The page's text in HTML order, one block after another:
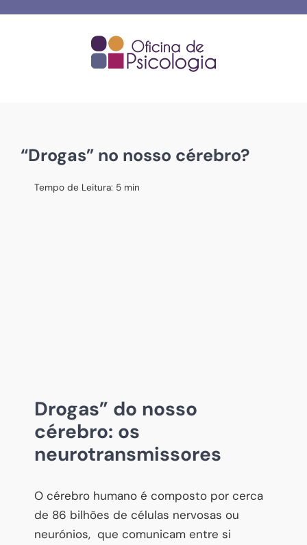
“Drogas” no nosso cérebro?
Tempo de Leitura: 5 min
Drogas” do nosso
cérebro: os
neurotransmissores
O cérebro humano é composto por cerca
de 86 bilhões de células nervosas ou
neurónios, que comunicam entre si